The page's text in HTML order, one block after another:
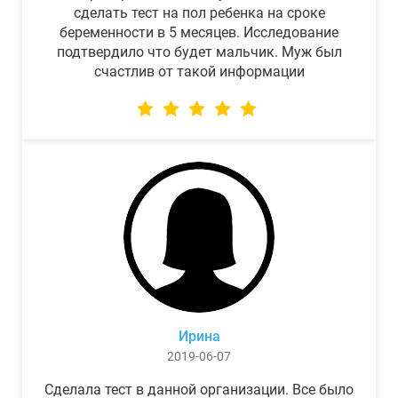
сделать тест на пол ребенка на сроке
беременности в 5 месяцев. Исследование
подтвердило что будет мальчик. Муж был
счастлив от такой информации
Ирина
2019-06-07
Сделала тест в данной организации. Все было